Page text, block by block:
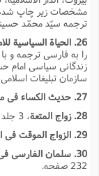
مشخصات زیر چاپ شده
ترجمه سیّد محمّد حسینى، قم،
26. الحیاة السیاسیة للامام الحسن
را به فارسى ترجمه و
زندگانى سیاسى امام
سازمان تبلیغات اسلامى، 246
27. حدیث الکساء فى مصادره
28. زواج المتعة
، 3 جلد
29. الزواج الموقت فى الاسلام
30. سلمان الفارسى فى مواجهة التحدى
232 صفحه.